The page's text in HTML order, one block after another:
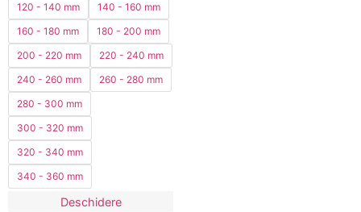
120 - 140 mm
140 - 160 mm
160 - 180 mm
180 - 200 mm
200 - 220 mm
220 - 240 mm
240 - 260 mm
260 - 280 mm
280 - 300 mm
300 - 320 mm
320 - 340 mm
340 - 360 mm
Deschidere